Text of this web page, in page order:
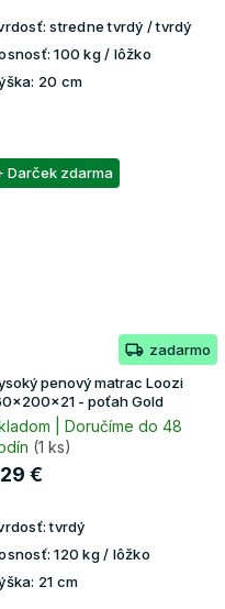
stredne tvrdý / tvrdý
100 kg / lôžko
20 cm
Darček zdarma
zadarmo
penový matrac Loozi
- poťah Gold
| Doručíme do 48
(1 ks)
€
tvrdý
120 kg / lôžko
21 cm